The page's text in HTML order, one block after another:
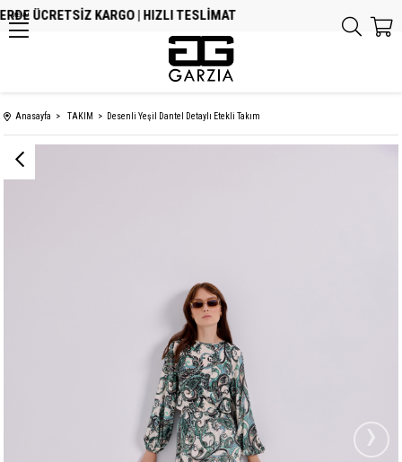
ÜCRETSİZ KARGO | HIZLI TESLİMAT
MENU
Anasayfa TAKIM Desenli Yeşil Dantel Detaylı Etekli Takım
›